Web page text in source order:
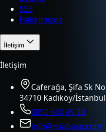
SSS
Hakkımızda
İletişim
İletişim
Caferağa, Şifa Sk
34710 Kadıköy/İstanbul
0850 840 45 20
info@enabase.com